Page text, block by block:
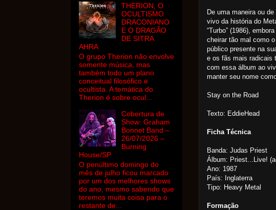
De uma maneira ou
vivo da história do
“Turbo” (1986),
cheirar tão mal como
público presente na
e os fãs mais radicais
com essa álbum ao
manter seu nome
Stay on the Road
Texto: EddieHead
Ficha Técnica
Banda: Judas Priest
Álbum: Priest...Live!
Ano: 1987
País: Inglaterra
Tipo: Heavy Metal
Formação
THERION, O
OCULTISMO
DRACONIANO
E O DRAGÃO
DE SITRA
AHRA
O grupo Therion não envolve
somente música, mas
também todo um plano
conceitual filosófico e
ocultista. A temática do
Therion é sobre ocul...
Cobertura de
Show: Graham
Bonnet Band –
26/07/2026 –
Burning
House/SP
O penúltimo domingo do
mês de julho ficou marcado
por um dos melhores shows
do ano, mesmo sabendo que
teremos muita coisa para o
restante de...